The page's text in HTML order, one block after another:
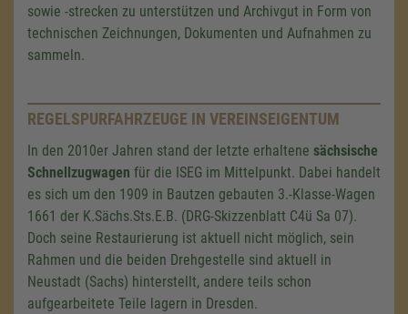
sowie -strecken zu unterstützen und Archivgut in Form von
technischen Zeichnungen, Dokumenten und Aufnahmen zu
sammeln.
REGELSPURFAHRZEUGE IN VEREINSEIGENTUM
In den 2010er Jahren stand der letzte erhaltene sächsische
Schnellzugwagen für die ISEG im Mittelpunkt. Dabei handelt
es sich um den 1909 in Bautzen gebauten 3.-Klasse-Wagen
1661 der K.Sächs.Sts.E.B. (DRG-Skizzenblatt C4ü Sa 07).
Doch seine Restaurierung ist aktuell nicht möglich, sein
Rahmen und die beiden Drehgestelle sind aktuell in
Neustadt (Sachs) hinterstellt, andere teils schon
aufgearbeitete Teile lagern in Dresden.